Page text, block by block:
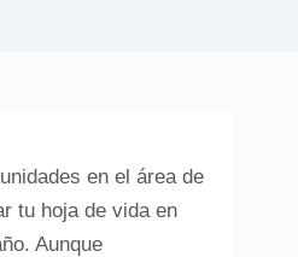
en el área de
tu hoja de vida en
Aunque